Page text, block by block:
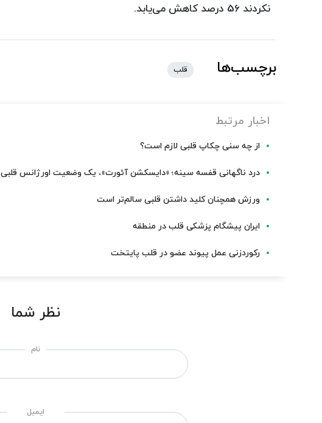
نکردند 56 درصد کاهش می‌یابد.
برچسب‌ها قلب
اخبار مرتبط
از چه سنی چکاپ قلبی لازم است؟
درد ناگهانی قفسه سینه؛ «دایسکشن آئورت»، یک وضعیت اورژانس قلبی
ورزش همچنان کلید داشتن قلبی سالم‌تر است
ایران پیشگام پزشکی قلب در منطقه
رکوردزنی عمل پیوند عضو در قلب پایتخت
نظر شما
نام
ایمیل